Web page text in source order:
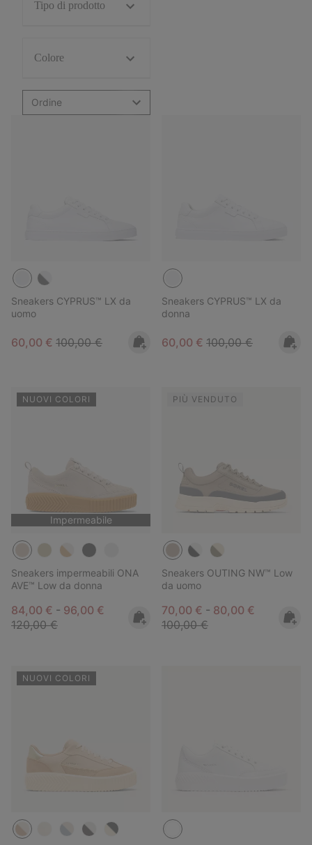
Tipo di prodotto
Colore
Ordine
Sneakers CYPRUS™ LX da
uomo
Sale price:
60,00 € Regular price:
100,00 €
Sneakers CYPRUS™ LX da
donna
Sale price:
60,00 € Regular price:
100,00 €
NUOVI COLORI
Impermeabile
Sneakers impermeabili ONA
AVE™ Low da donna
Minimum sale price:
84,00 € - Maximum sale price:
96,00 € Regular price:
120,00 €
PIÙ VENDUTO
Sneakers OUTING NW™ Low
da uomo
Minimum sale price:
70,00 € - Maximum sale
80,00 € Regular
100,00 €
NUOVI COLORI